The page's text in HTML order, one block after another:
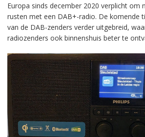
Europa sinds december 2020 verplicht om
rusten met een DAB+-radio. De komende
van de DAB-zenders verder uitgebreid,
radiozenders ook binnenshuis beter te